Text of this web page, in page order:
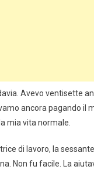
Avevo ventisette
ancora pagando il
mia vita normale.
di lavoro, la
Non fu facile. La